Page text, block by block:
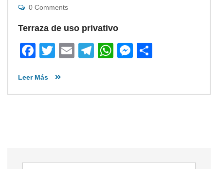
0 Comments
Terraza de uso privativo
Facebook
Twitter
EmailTelegram
WhatsApp
Messenger
Leer Más